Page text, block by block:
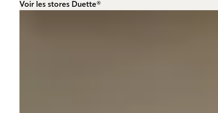
Voir les stores Duette®